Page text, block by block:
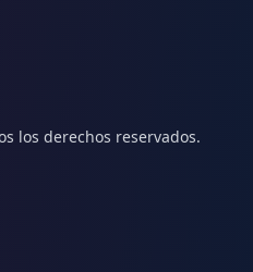
los derechos reservados.